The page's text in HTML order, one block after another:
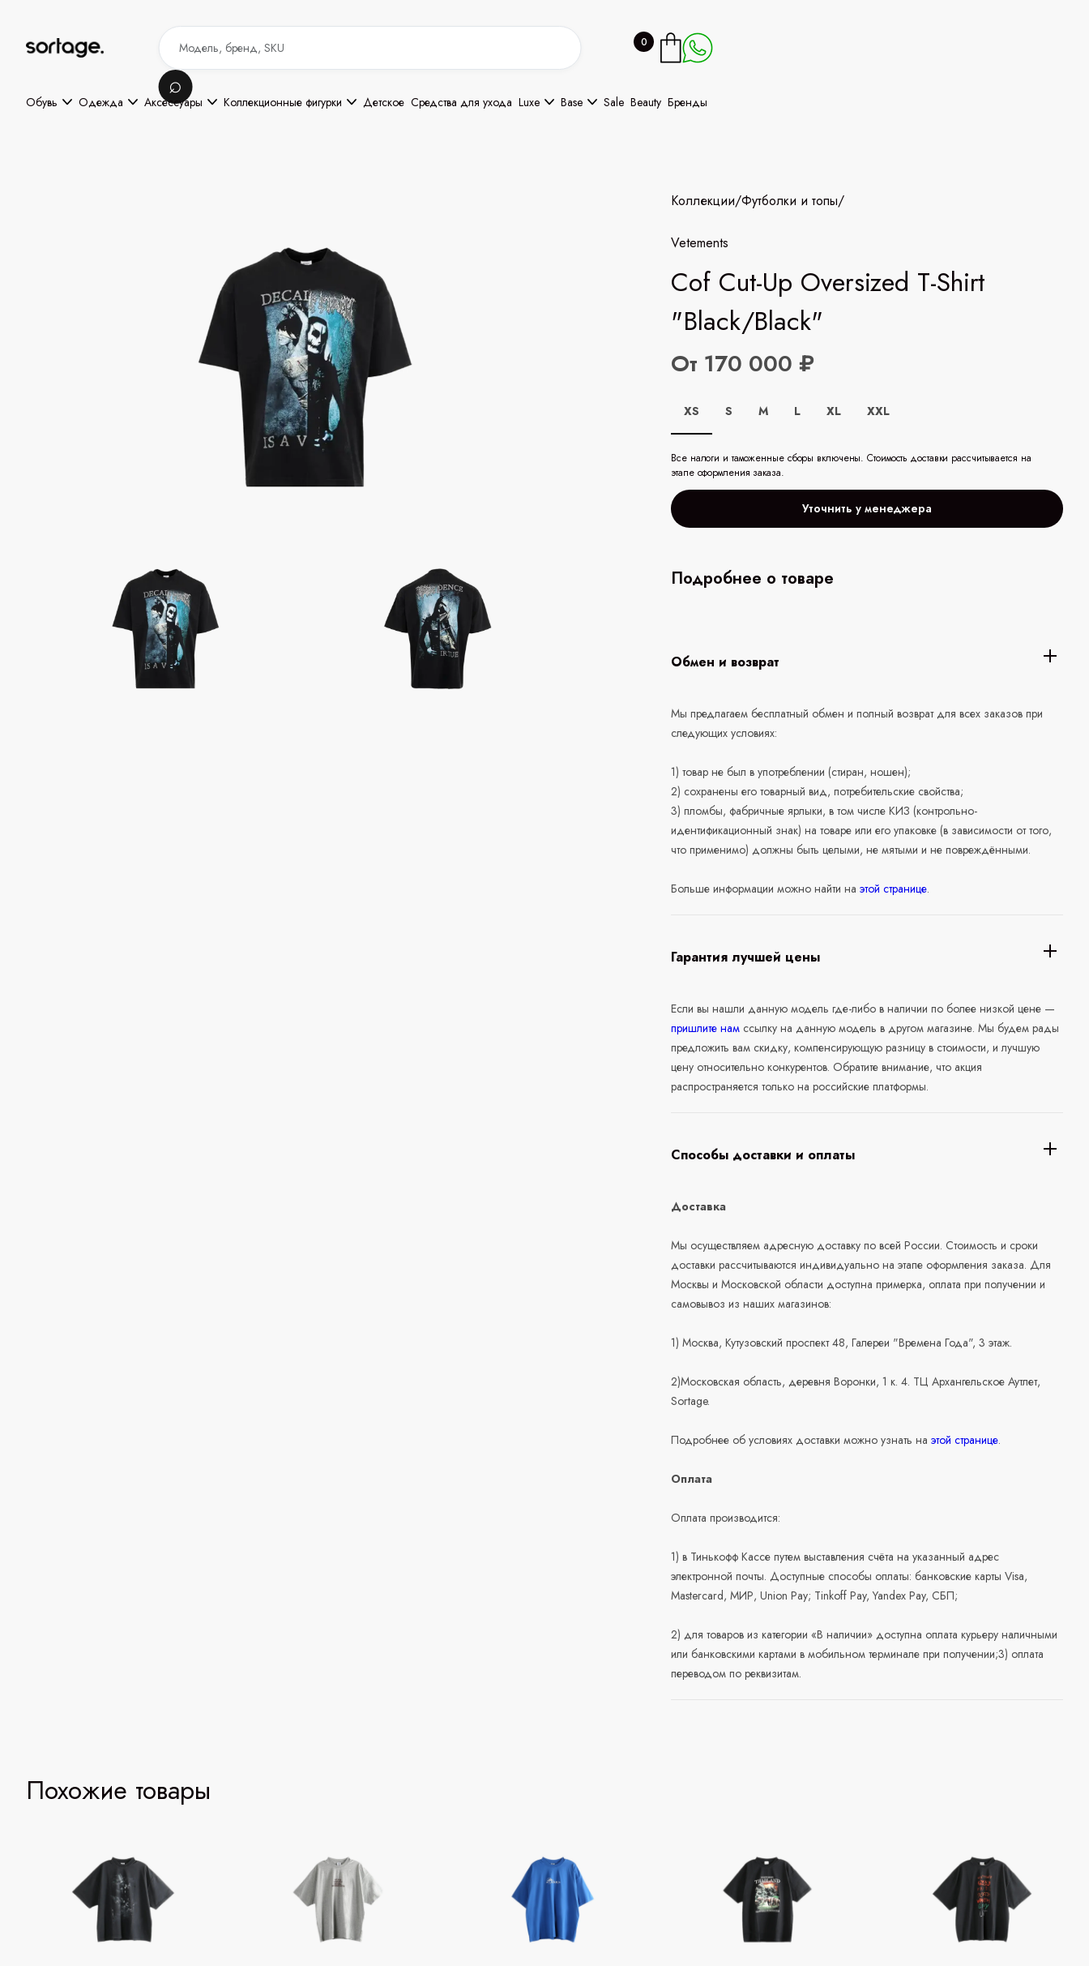
0
Обувь Одежда Аксессуары Коллекционные фигурки Детское Средства для ухода Luxe Base Sale Beauty Бренды
Коллекции/Футболки и топы/
Vetements
Cof Cut-Up Oversized T-Shirt
"Black/Black"
От 170 000 ₽
XS S M L XL XXL
Все налоги и таможенные сборы включены. Стоимость доставки рассчитывается на
этапе оформления заказа.
Уточнить у менеджера
Подробнее о товаре
Обмен и возврат
Мы предлагаем бесплатный обмен и полный возврат для всех заказов при
следующих условиях:
1) товар не был в употреблении (стиран, ношен);
2) сохранены его товарный вид, потребительские свойства;
3) пломбы, фабричные ярлыки, в том числе КИЗ (контрольно-
идентификационный знак) на товаре или его упаковке (в зависимости от того,
что применимо) должны быть целыми, не мятыми и не повреждёнными.
Больше информации можно найти наэтой странице.
Гарантия лучшей цены
Если вы нашли данную модель где-либо в наличии по более низкой цене —
пришлите нам ссылку на данную модель в другом магазине. Мы будем рады
предложить вам скидку, компенсирующую разницу в стоимости, и лучшую
цену относительно конкурентов. Обратите внимание, что акция
распространяется только на российские платформы.
Способы доставки и оплаты
Доставка
Мы осуществляем адресную доставку по всей России. Стоимость и сроки
доставки рассчитываются индивидуально на этапе оформления заказа. Для
Москвы и Московской области доступна примерка, оплата при получении и
самовывоз из наших магазинов:
1) Москва, Кутузовский проспект 48, Галереи "Времена Года", 3 этаж.
2)Московская область, деревня Воронки, 1 к. 4. ТЦ Архангельское Аутлет,
Sortage.
Подробнее об условиях доставки можно узнать наэтой странице.
Оплата
Оплата производится:
1) в Тинькофф Кассе путем выставления счёта на указанный адрес
электронной почты. Доступные способы оплаты: банковские карты Visa,
Mastercard, МИР, Union Pay; Tinkoff Pay, Yandex Pay, СБП;
2) для товаров из категории «В наличии» доступна оплата курьеру наличными
или банковскими картами в мобильном терминале при получении;3) оплата
переводом по реквизитам.
Похожие товары